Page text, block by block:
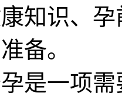
知识、
备。
一项需